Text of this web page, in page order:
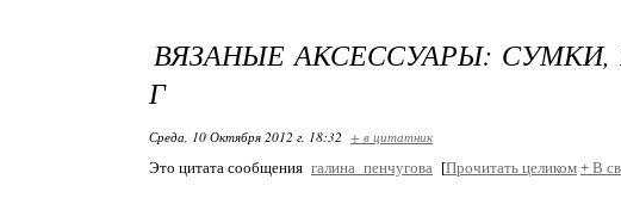
ВЯЗАНЫЕ АКСЕССУАРЫ: СУМКИ,
Г
Среда, 10 Октября 2012 г. 18:32 + в цитатник
Это цитата сообщения галина_пенчугова [Прочитать целиком + В